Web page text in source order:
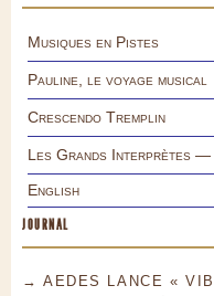
Musiques en Pistes
Pauline, le voyage musical
Crescendo Tremplin
Les Grands Interprètes —
English
JOURNAL
→ AEDES LANCE «